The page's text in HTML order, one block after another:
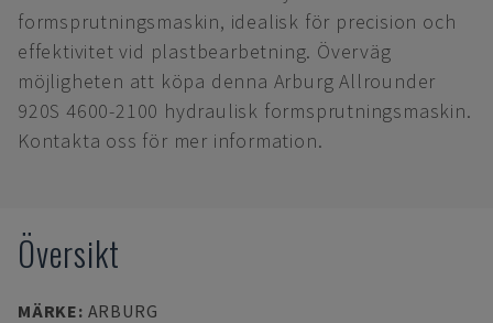
formsprutningsmaskin, idealisk för precision och
effektivitet vid plastbearbetning. Överväg
möjligheten att köpa denna Arburg Allrounder
920S 4600-2100 hydraulisk formsprutningsmaskin.
Kontakta oss för mer information.
Översikt
MÄRKE: ARBURG